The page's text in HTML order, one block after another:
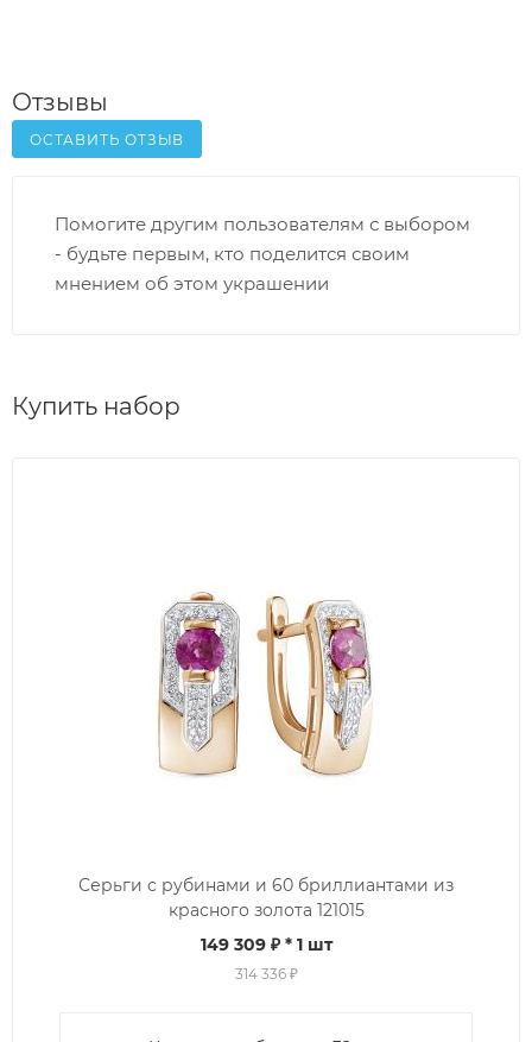
Отзывы
ОСТАВИТЬ ОТЗЫВ
Помогите другим пользователям с выбором
- будьте первым, кто поделится своим
мнением об этом украшении
Купить набор
Серьги с рубинами и 60 бриллиантами из
красного золота 121015
149 309 ₽* 1 шт
314 336 ₽